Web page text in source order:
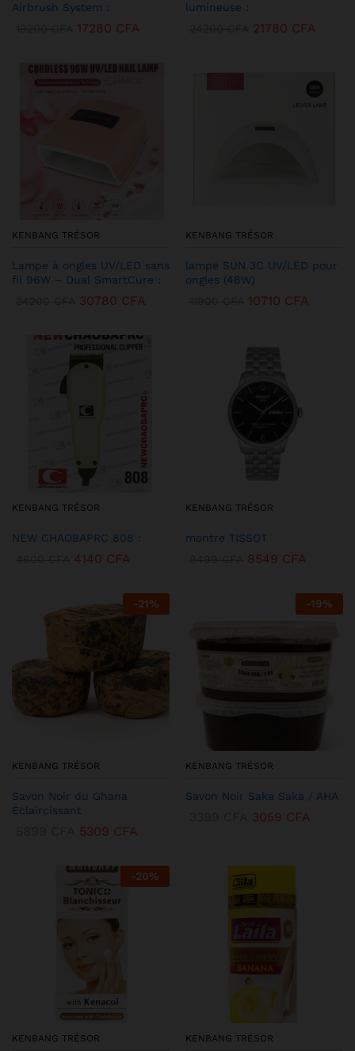
Airbrush System :
17280 CFA
lumineuse :
21780 CFA
KENBANG TRÉSOR
Lampe à ongles UV/LED sans
fil 96W – Dual SmartCure :
30780 CFA
KENBANG TRÉSOR
lampe SUN 3C UV/LED pour
ongles (48W)
10710 CFA
KENBANG TRÉSOR
NEW CHAOBAPRC 808 :
4140 CFA
KENBANG TRÉSOR
montre TISSOT
8549 CFA
-21%
KENBANG TRÉSOR
Savon Noir du Ghana
Éclaircissant
5309 CFA
-19%
KENBANG TRÉSOR
Savon Noir Saka Saka / AHA
3059 CFA
-20%
KENBANG TRÉSOR KENBANG TRÉSOR